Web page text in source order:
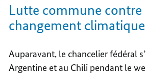
Lutte commune contre
changement climatique
Auparavant, le chancelier fédéral
Argentine et au Chili pendant le